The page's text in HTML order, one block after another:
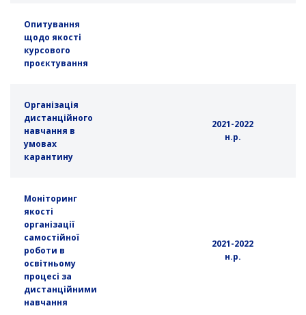
Опитування
щодо якості
курсового
проєктування
Організація
дистанційного
навчання в
умовах
карантину
2021-2022
н.р.
Моніторинг
якості
організації
самостійної
роботи в
освітньому
процесі за
дистанційними
навчання
2021-2022
н.р.